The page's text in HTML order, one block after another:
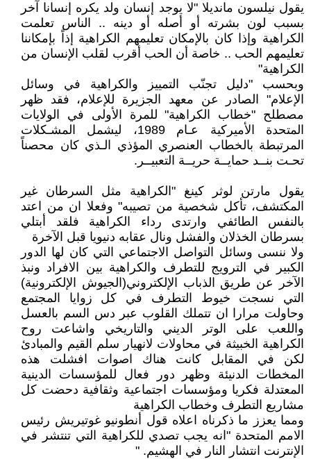
يقول نيلسون مانديلا "لا يوجد إنسان ولد يكره إنسانا آخر
بسبب لون بشرته أو أصله أو دينه .. الناس تعلمت
الكراهية وإذا كان بالإمكان تعليمهم الكراهية إذاً بإمكاننا
تعليمهم الحب .. خاصة أن الحب أقرب لقلب الإنسان من
الكراهية"
وبحسب "دليل تجنّب التمييز والكراهية في وسائل
الإعلام" الصادر عن معهد الجزيرة للإعلام، فقد ظهر
مصطلح "خطاب الكراهية" للمرة الأولى في الولايات
المتحدة الأميركية عـام 1989، ليشمل المشـكلات
المرتبطة بالخطاب العنصري المؤذي الـذي كان محصناً
تحـت بنــد حمايــة حريــة التعبيــر.
يقول مارتن لوثر كينغ "الكراهية مثل السرطان غير
المكتشف، تأكل شخصية من تصيبه" وفعلا ان من اعتد
بالنفس الطائفي وارتدى رداء الكراهية فلقد أبتلي
بسرطان الخذلان والفشل ونال عقابه دنيويا قبل الآخرة
ولا ننسى وسائل التواصل الاجتماعي التي كان لها الدور
الكبير في الترويج للتطرف والكراهية بين الافراد ونبذ
الآخر عن طريق الذباب الإلكتروني(الجيوش الإلكترونية)
التي نسجت خيوط التطرف في كل زوايا المجتمع
وحاولت مرارا ان تتملك القلوب عبر دس السم بالعسل
واللعب على الوتر الديني والتاريخي واشاعت روح
الكراهية الخبيثة في محاولات لانهيار سلم القيم والمبادئ
لكن في المقابل كانت هناك اصوات افشلت هذه
المخطات الدنيئة وظهر دور فعال للمؤسسات الدينية
المعتدلة فكريا ومؤسسات اجتماعية وثقافية دحضت كل
مشاريع التطرف وخطاب الكراهية
ومما يعزز ما ذكرناه اعلاه قول أنطونيو غوتيريش رئيس
الامم المتحدة "انه يجب تصدي للكراهية التي تنتشر في
الإنترنت انتشار النار في الهشيم. "